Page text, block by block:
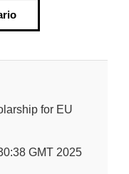
for EU
GMT 2025